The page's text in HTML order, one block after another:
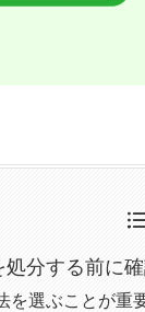
分する前に
を選ぶことが重